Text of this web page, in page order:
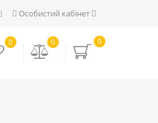
Особистий кабінет
0
0
0